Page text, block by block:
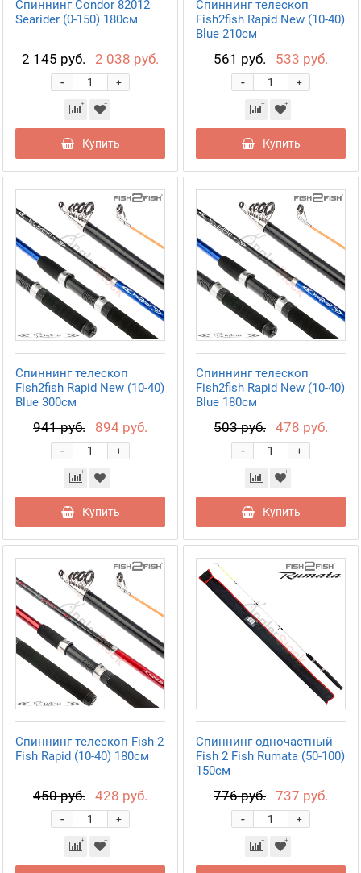
Спиннинг Condor 82012
Searider (0-150) 180см
2 145 руб. 2 038 руб.
+
-
Купить
Спиннинг телескоп
Fish2fish Rapid New (10-40)
Blue 210см
561 руб. 533 руб.
+
-
Купить
Спиннинг телескоп
Fish2fish Rapid New (10-40)
Blue 300см
941 руб. 894 руб.
+
-
Купить
Спиннинг телескоп
Fish2fish Rapid New (10-40)
Blue 180см
503 руб. 478 руб.
+
-
Купить
Спиннинг телескоп Fish 2
Fish Rapid (10-40) 180см
450 руб. 428 руб.
+
-
Спиннинг одночастный
Fish 2 Fish Rumata (50-100)
150см
776 руб. 737 руб.
+
-